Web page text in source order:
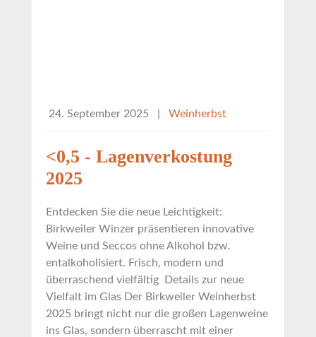
24. September 2025 Weinherbst
<0,5 - Lagenverkostung
2025
Entdecken Sie die neue Leichtigkeit:
Birkweiler Winzer präsentieren innovative
Weine und Seccos ohne Alkohol bzw.
entalkoholisiert. Frisch, modern und
überraschend vielfältig Details zur neue
Vielfalt im Glas Der Birkweiler Weinherbst
2025 bringt nicht nur die großen Lagenweine
ins Glas, sondern überrascht mit einer